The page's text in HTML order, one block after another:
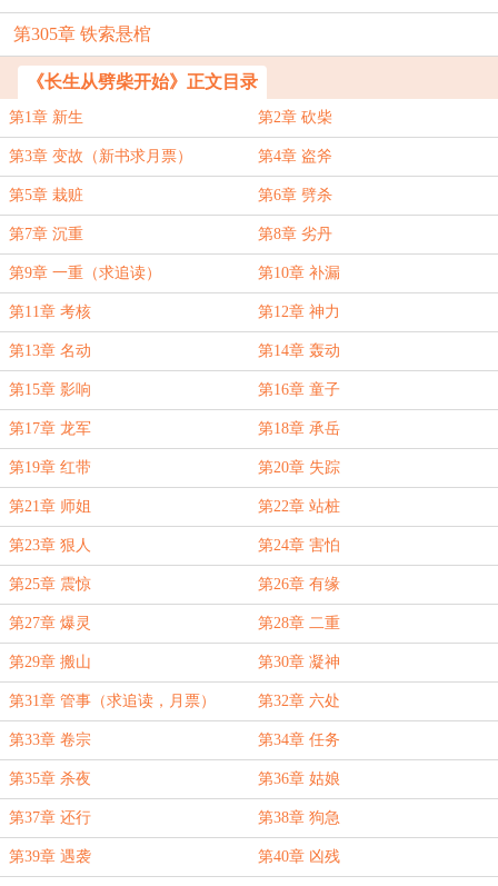
第305章 铁索悬棺
《长生从劈柴开始》正文目录
第1章 新生 第2章 砍柴
第3章 变故（新书求月票） 第4章 盗斧
第5章 栽赃 第6章 劈杀
第7章 沉重 第8章 劣丹
第9章 一重（求追读） 第10章 补漏
第11章 考核 第12章 神力
第13章 名动 第14章 轰动
第15章 影响 第16章 童子
第17章 龙军 第18章 承岳
第19章 红带 第20章 失踪
第21章 师姐 第22章 站桩
第23章 狠人 第24章 害怕
第25章 震惊 第26章 有缘
第27章 爆灵 第28章 二重
第29章 搬山 第30章 凝神
第31章 管事（求追读，月票） 第32章 六处
第33章 卷宗 第34章 任务
第35章 杀夜 第36章 姑娘
第37章 还行 第38章 狗急
第39章 遇袭 第40章 凶残